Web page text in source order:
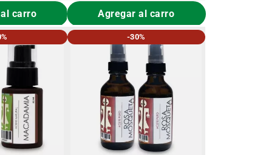
carro Agregar al carro
-30%